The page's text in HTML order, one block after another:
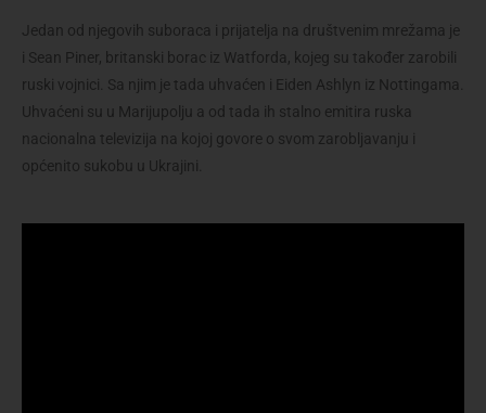
Jedan od njegovih suboraca i prijatelja na društvenim mrežama je
i Sean Piner, britanski borac iz Watforda, kojeg su također zarobili
ruski vojnici. Sa njim je tada uhvaćen i Eiden Ashlyn iz Nottingama.
Uhvaćeni su u Marijupolju a od tada ih stalno emitira ruska
nacionalna televizija na kojoj govore o svom zarobljavanju i
općenito sukobu u Ukrajini.